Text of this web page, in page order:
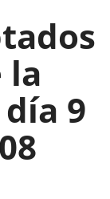
externa.
la
9